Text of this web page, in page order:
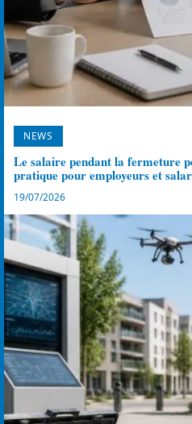
NEWS
Le salaire pendant la fermeture
pratique pour employeurs et
19/07/2026